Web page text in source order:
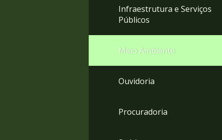
Infraestrutura e Serviços
Públicos
Meio Ambiente
Ouvidoria
Procuradoria